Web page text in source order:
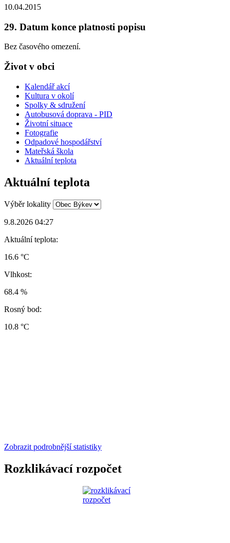
10.04.2015
29. Datum konce platnosti popisu
Bez časového omezení.
Život v obci
Kalendář akcí
Kultura v okolí
Spolky & sdružení
Autobusová doprava - PID
Životní situace
Fotografie
Odpadové hospodářství
Mateřská škola
Aktuální teplota
Aktuální teplota
Výběr lokality
9.8.2026 04:27
Aktuální teplota:
16.6 °C
Vlhkost:
68.4 %
Rosný bod:
10.8 °C
Zobrazit podrobnější statistiky
Rozklikávací rozpočet